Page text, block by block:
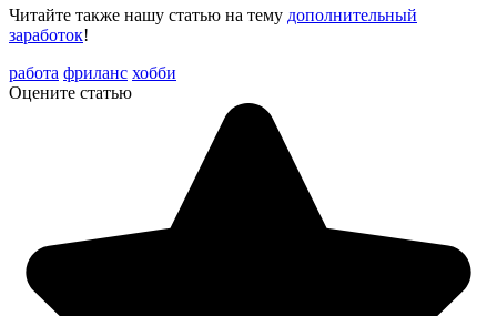
Читайте также нашу статью на тему дополнительный
заработок!
работа фриланс хобби
Оцените статью